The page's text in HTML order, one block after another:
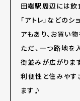
田端駅周辺には飲
「アトレ」などの
アもあり、お買い
ただ、一つ路地
街並みが広がります
利便性と住みやす
ます♪